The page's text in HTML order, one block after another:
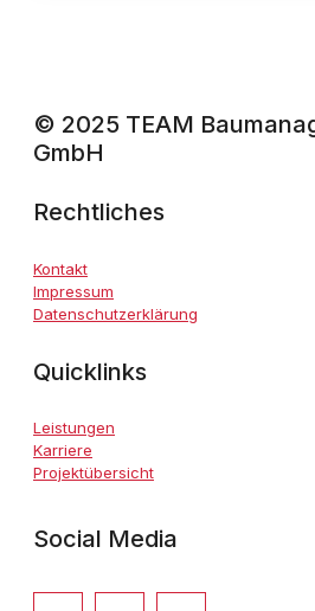
© 2025 TEAM
GmbH
Rechtliches
Kontakt
Impressum
Datenschutzerklärung
Quicklinks
Leistungen
Karriere
Projektübersicht
Social Media